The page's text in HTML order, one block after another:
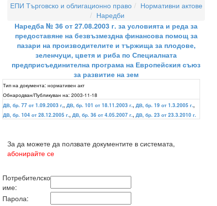
ЕПИ Търговско и облигационно право
Нормативни актове
Наредби
Наредба № 36 от 27.08.2003 г. за условията и реда за
предоставяне на безвъзмездна финансова помощ за
пазари на производителите и тържища за плодове,
зеленчуци, цветя и риба по Специалната
предприсъединителна програма на Европейския съюз
за развитие на зем
Тип на документа: нормативен акт
Обнародван/Публикуван на: 2003-11-18
ДВ, бр. 77 от 1.09.2003 г,, ДВ, бр. 101 от 18.11.2003 г., ДВ, бр. 19 от 1.3.2005 г.,
ДВ, бр. 104 от 28.12.2005 г., ДВ, бр. 36 от 4.05.2007 г., ДВ, бр. 23 от 23.3.2010 г.
За да можете да ползвате документите в системата,
абонирайте се
Потребителско
име:
Парола: